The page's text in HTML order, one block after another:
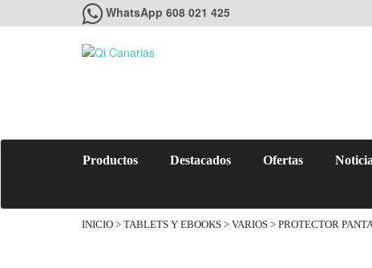
WhatsApp 608 021 425
Productos Destacados Ofertas
INICIO > TABLETS Y EBOOKS > VARIOS > PROTECTOR